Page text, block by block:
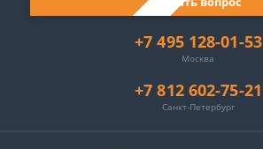
+7 495 128-01-53
Москва
+7 812 602-75-21
Санкт-Петербург